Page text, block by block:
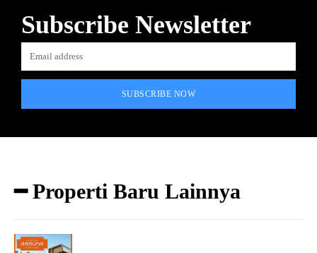
Subscribe Newsletter
SUBSCRIBE NOW
━ Properti Baru Lainnya